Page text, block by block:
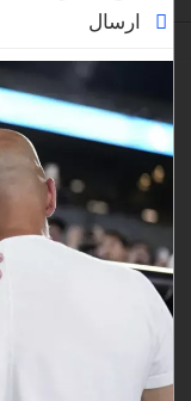
ارسال